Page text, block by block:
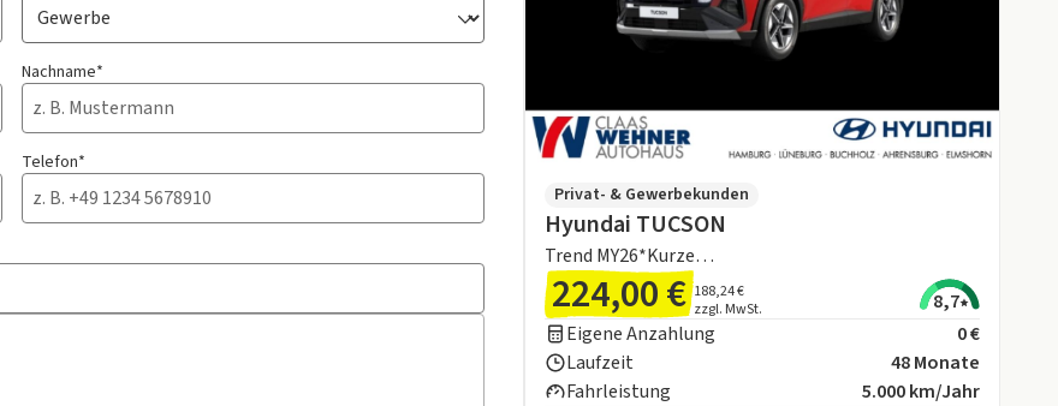
Nachname*
Telefon*
Privat- & Gewerbekunden
Hyundai TUCSON
Trend MY26*Kurze
Lieferzeit*Navi*Rückfahrkamera*Sitzheizung*
224,00 € 188,24 €
zzgl. MwSt.
8,7
Eigene Anzahlung
0 €
Laufzeit
48 Monate
Fahrleistung
5.000 km/Jahr